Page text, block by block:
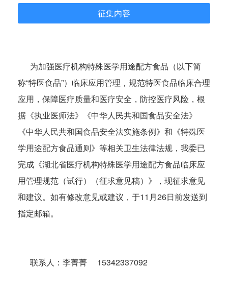
征集内容
为加强医疗机构特殊医学用途配方食品（以下简
称“特医食品”）临床应用管理，规范特医食品临床合理
应用，保障医疗质量和医疗安全，防控医疗风险，根
据《执业医师法》《中华人民共和国食品安全法》
《中华人民共和国食品安全法实施条例》和《特殊医
学用途配方食品通则》等相关卫生法律法规，我委已
完成《湖北省医疗机构特殊医学用途配方食品临床应
用管理规范（试行）（征求意见稿）》，现征求意见
和建议。如有修改意见或建议，于11月26日前发送到
指定邮箱。
联系人：李菁菁 15342337092